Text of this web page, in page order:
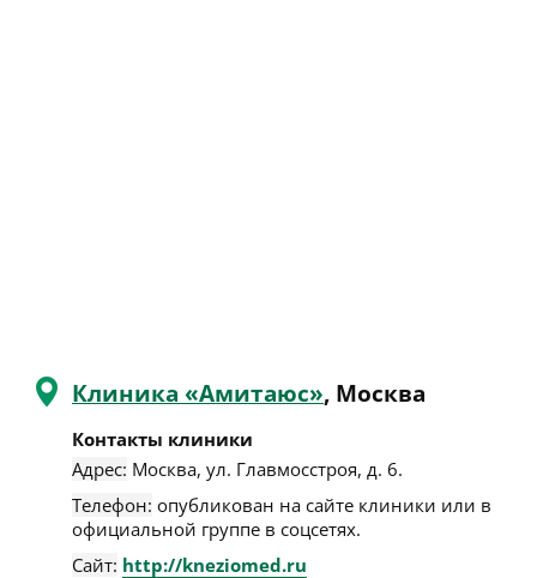
Клиника «Амитаюс», Москва
Контакты клиники
Адрес: Москва, ул. Главмосстроя, д. 6.
Телефон: опубликован на сайте клиники или в
официальной группе в соцсетях.
Сайт: http://kneziomed.ru